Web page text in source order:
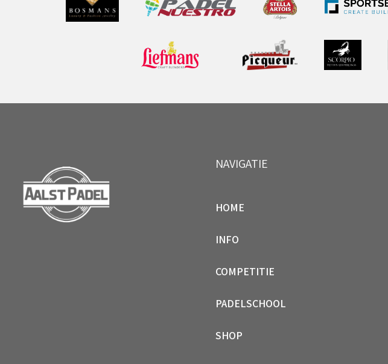
NAVIGATIE
HOME
INFO
COMPETITIE
PADELSCHOOL
SHOP